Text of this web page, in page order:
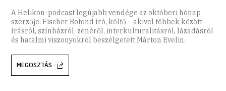
A Helikon-podcast legújabb vendége az októberi hónap
szerzője: Fischer Botond író, költő – akivel többek között
írásról, színházról, zenéről, interkulturalitásról, lázadásról
és hatalmi viszonyokról beszélgetett Márton Evelin.
MEGOSZTÁS